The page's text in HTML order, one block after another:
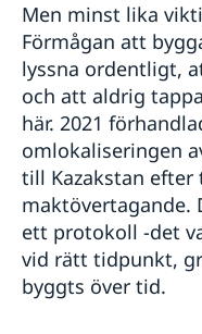
Men minst lika
Förmågan att
lyssna ordentligt,
och att aldrig
här. 2021
omlokaliseringen
till Kazakstan efter
maktövertagande.
ett protokoll -det
vid rätt tidpunkt,
byggts över tid.